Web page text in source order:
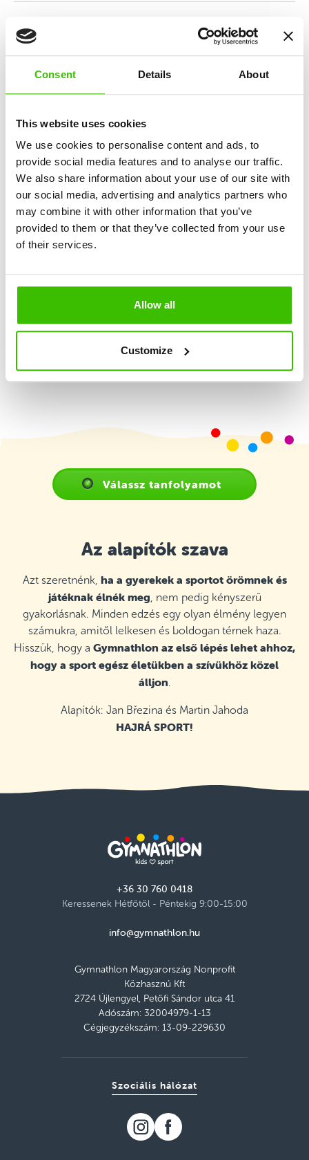
Consent Details About
This website uses cookies
We use cookies to personalise content and ads, to
provide social media features and to analyse our traffic.
We also share information about your use of our site with
our social media, advertising and analytics partners who
may combine it with other information that you’ve
provided to them or that they’ve collected from your use
of their services.
Allow all
Customize
Sporttanfolyam gyerekeknek
2,5-4 éves kor között
Első találkozás az irányított edzéssel a szülők
önállóság fejlesztése.
10 alapkészség fejlesztése
Nagy hangsúly a játékosságon és élményszerzésen
Képzett edző
Játékterv motivációs matricákkal
Válassz tanfolyamot
Az alapítók szava
Azt szeretnénk, ha a gyerekek a sportot örömnek és
játéknak élnék meg , nem pedig kényszerű
gyakorlásnak. Minden edzés egy olyan élmény legyen
számukra, amitől lelkesen és boldogan térnek haza.
Hisszük, hogy a Gymnathlon az első lépés lehet ahhoz,
hogy a sport egész életükben a szívükhöz közel
álljon.
Alapítók: Jan Březina és Martin Jahoda
HAJRÁ SPORT!
+36 30 760 0418
Keressenek Hétfőtől - Péntekig 9:00-15:00
info@gymnathlon.hu
Gymnathlon Magyarország Nonprofit
Közhasznú Kft
2724 Újlengyel, Petőfi Sándor utca 41
Adószám: 32004979-1-13
Cégjegyzékszám: 13-09-229630
Szociális hálózat